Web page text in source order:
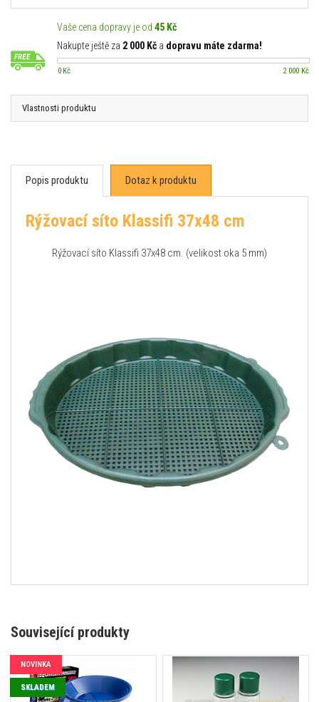
Vaše cena dopravy je od 45 Kč
Nakupte ještě za 2 000 Kč a dopravu máte zdarma!
0 Kč 2 000 Kč
Vlastnosti produktu
Popis produktu Dotaz k produktu
Rýžovací síto Klassifi 37x48 cm
Rýžovací síto Klassifi 37x48 cm. (velikost oka 5 mm)
Související produkty
NOVINKA
SKLADEM